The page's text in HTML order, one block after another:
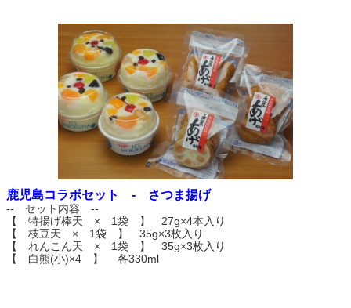
鹿児島コラボセット - さつま揚げ
-- セット内容 --
【 特揚げ棒天 × 1袋 】 27g×4本入り
【 枝豆天 × 1袋 】 35g×3枚入り
【 れんこん天 × 1袋 】 35g×3枚入り
【 白熊(小)×4 】 各330ml